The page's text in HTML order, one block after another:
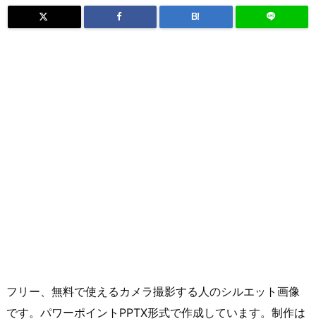
B!
フリー、無料で使えるカメラ撮影する人のシルエット画像
です。パワーポイントPPTX形式で作成しています。制作は